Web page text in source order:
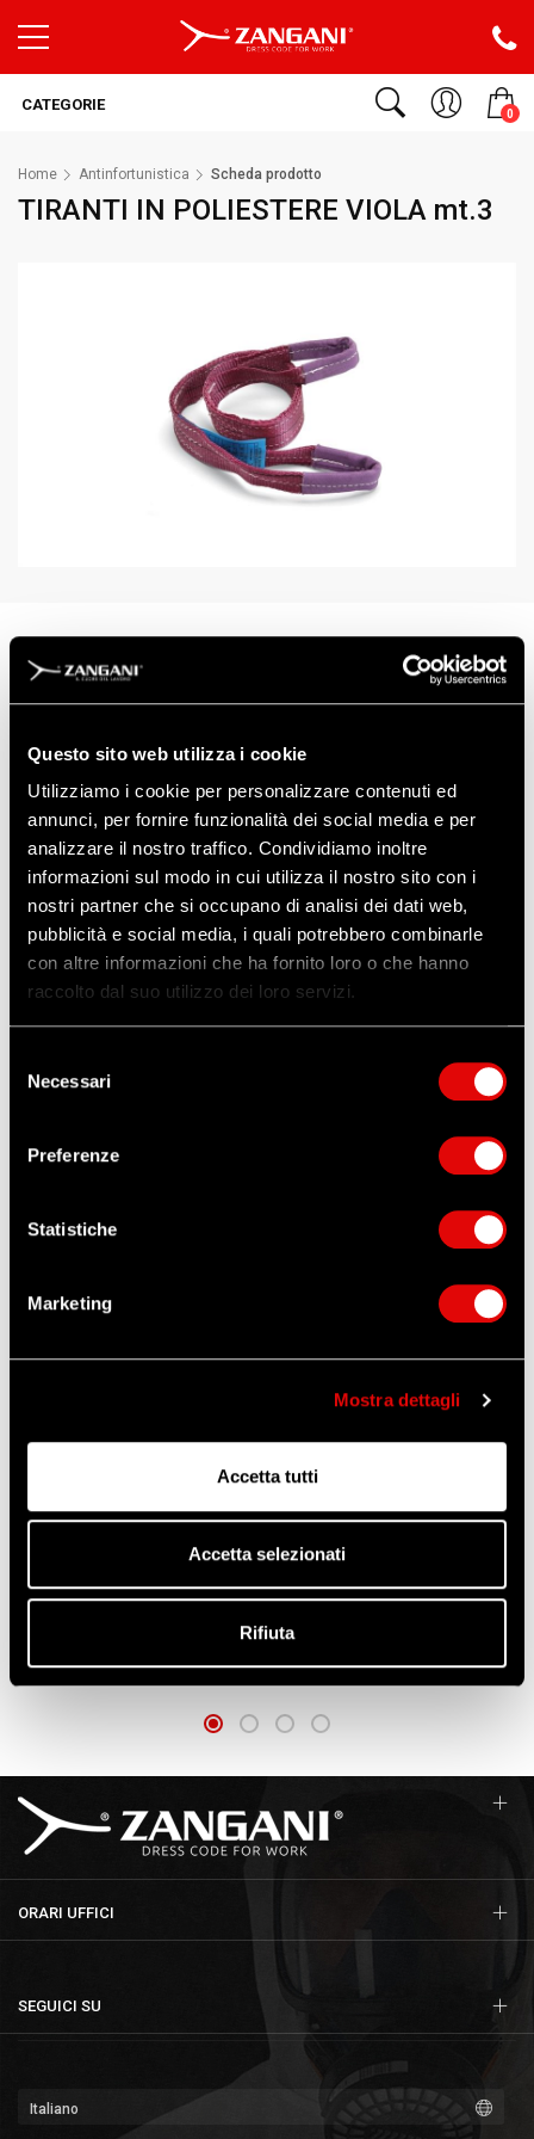
Questo sito web utilizza i cookie
Utilizziamo i cookie per personalizzare contenuti ed
annunci, per fornire funzionalità dei social media e per
analizzare il nostro traffico. Condividiamo inoltre
informazioni sul modo in cui utilizza il nostro sito con i
nostri partner che si occupano di analisi dei dati web,
pubblicità e social media, i quali potrebbero combinarle
con altre informazioni che ha fornito loro o che hanno
raccolto dal suo utilizzo dei loro servizi.
delNecessari
Preferenze
Statistiche
Marketing
Mostra dettagli
Accetta tutti
Accetta selezionati
Rifiuta
0
CATEGORIE
Home Antinfortunistica Scheda prodotto
TIRANTI IN POLIESTERE VIOLA mt.3
rivestite a doppio strato, con righe per
identificazione portata.
Lunghezza : 3 m
Colore
EN 1492-1
Scarica la Scheda Tecnica
Altri prodotti che potrebbero
FILTRO ABEK1P3R MEDOP
MASCHERINA PER POLVERI
ART. M100
ORARI UFFICI
SEGUICI SU